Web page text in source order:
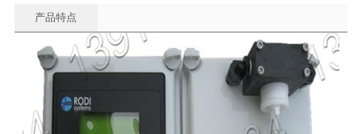
产品特点